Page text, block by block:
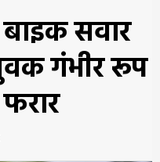
सवार
गंभीर रूप